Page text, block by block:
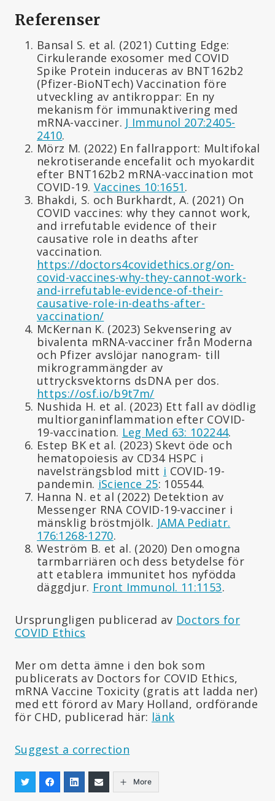
Referenser
Bansal S. et al. (2021) Cutting Edge:
Cirkulerande exosomer med COVID
Spike Protein induceras av BNT162b2
(Pfizer-BioNTech) Vaccination före
utveckling av antikroppar: En ny
mekanism för immunaktivering med
mRNA-vacciner. J Immunol 207:2405-
2410.
Mörz M. (2022) En fallrapport: Multifokal
nekrotiserande encefalit och myokardit
efter BNT162b2 mRNA-vaccination mot
COVID-19. Vaccines 10:1651.
Bhakdi, S. och Burkhardt, A. (2021) On
COVID vaccines: why they cannot work,
and irrefutable evidence of their
causative role in deaths after
vaccination.
https://doctors4covidethics.org/on-
covid-vaccines-why-they-cannot-work-
and-irrefutable-evidence-of-their-
causative-role-in-deaths-after-
vaccination/
McKernan K. (2023) Sekvensering av
bivalenta mRNA-vacciner från Moderna
och Pfizer avslöjar nanogram- till
mikrogrammängder av
uttrycksvektorns dsDNA per dos.
https://osf.io/b9t7m/
Nushida H. et al. (2023) Ett fall av dödlig
multiorganinflammation efter COVID-
19-vaccination. Leg Med 63: 102244.
Estep BK et al. (2023) Skevt öde och
hematopoiesis av CD34 HSPC i
navelsträngsblod mitt i COVID-19-
pandemin. iScience 25: 105544.
Hanna N. et al (2022) Detektion av
Messenger RNA COVID-19-vacciner i
mänsklig bröstmjölk. JAMA Pediatr.
176:1268-1270.
Weström B. et al. (2020) Den omogna
tarmbarriären och dess betydelse för
att etablera immunitet hos nyfödda
däggdjur. Front Immunol. 11:1153.
Ursprungligen publicerad av Doctors for
COVID Ethics
Mer om detta ämne i den bok som
publicerats av Doctors for COVID Ethics,
mRNA Vaccine Toxicity (gratis att ladda ner)
med ett förord av Mary Holland, ordförande
för CHD, publicerad här: länk
Suggest a correction
More